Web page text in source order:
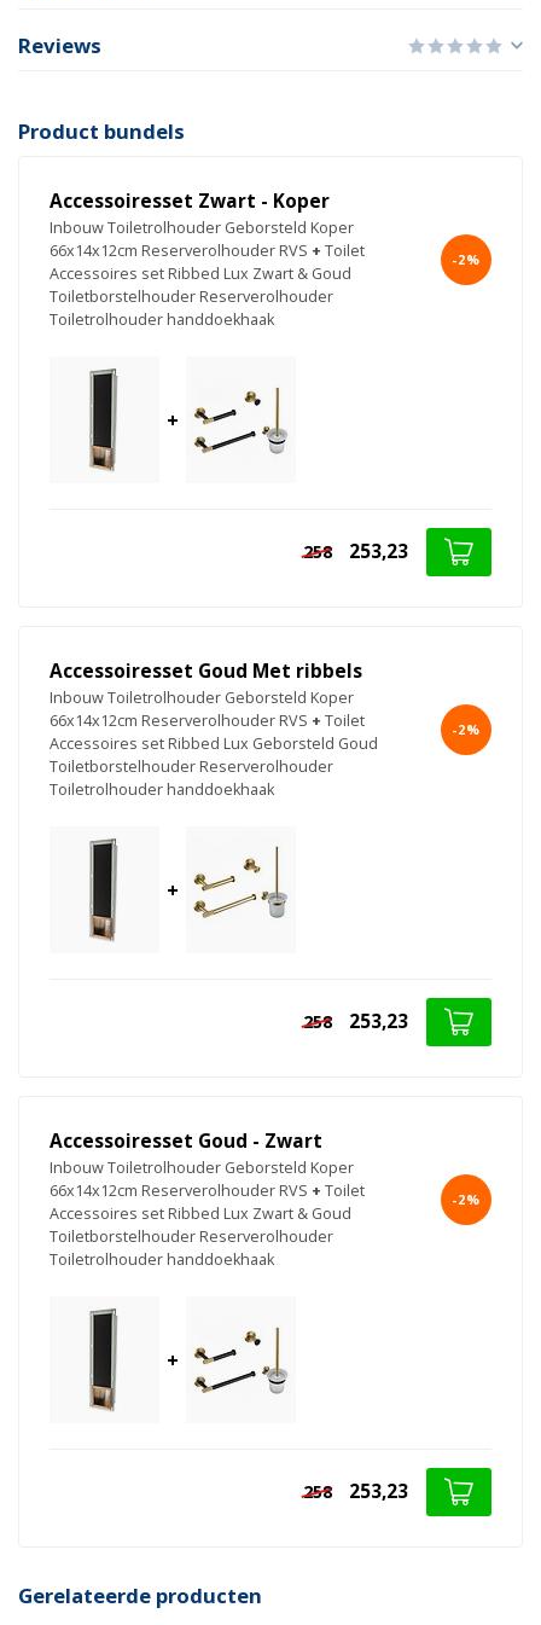
Reviews
Product bundels
Accessoiresset Zwart - Koper
Inbouw Toiletrolhouder Geborsteld Koper
66x14x12cm Reserverolhouder RVS + Toilet
Accessoires set Ribbed Lux Zwart & Goud
Toiletborstelhouder Reserverolhouder
Toiletrolhouder handdoekhaak
-2%
+
258 253,23
Accessoiresset Goud Met ribbels
Inbouw Toiletrolhouder Geborsteld Koper
66x14x12cm Reserverolhouder RVS + Toilet
Accessoires set Ribbed Lux Geborsteld Goud
Toiletborstelhouder Reserverolhouder
Toiletrolhouder handdoekhaak
-2%
+
258 253,23
Accessoiresset Goud - Zwart
Inbouw Toiletrolhouder Geborsteld Koper
66x14x12cm Reserverolhouder RVS + Toilet
Accessoires set Ribbed Lux Zwart & Goud
Toiletborstelhouder Reserverolhouder
Toiletrolhouder handdoekhaak
-2%
+
258 253,23
Gerelateerde producten